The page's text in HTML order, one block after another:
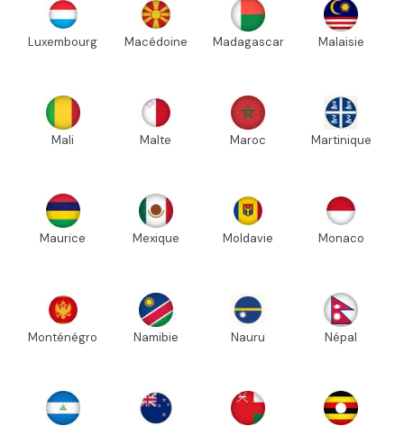
Luxembourg Macédoine Madagascar Malaisie
Mali Malte Maroc Martinique
Maurice Mexique Moldavie Monaco
Monténégro Namibie Nauru Népal